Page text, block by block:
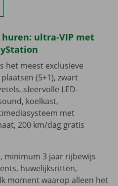
huren: ultra-VIP met
het meest exclusieve
(5+1), zwart
sfeervolle LED-
koelkast,
met
200 km/dag gratis
minimum 3 jaar rijbewijs
huwelijksritten,
moment waarop alleen het